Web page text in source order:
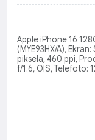
Apple iPhone 16
(MYE93HX/A),
piksela, 460 ppi,
f/1.6, OIS, Telefoto: